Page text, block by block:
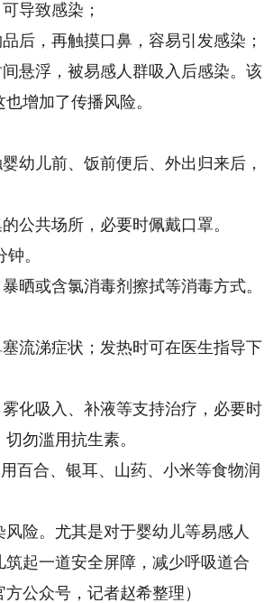
导致感染；
，再触摸口鼻，容易引发感染；
悬浮，被易感人群吸入后感染。该
增加了传播风险。
儿前、饭前便后、外出归来后，
共场所，必要时佩戴口罩。
。
或含氯消毒剂擦拭等消毒方式。
流涕症状；发热时可在医生指导下
化吸入、补液等支持治疗，必要时
勿滥用抗生素。
合、银耳、山药、小米等食物润
险。尤其是对于婴幼儿等易感人
起一道安全屏障，减少呼吸道合
公众号，记者赵希整理）